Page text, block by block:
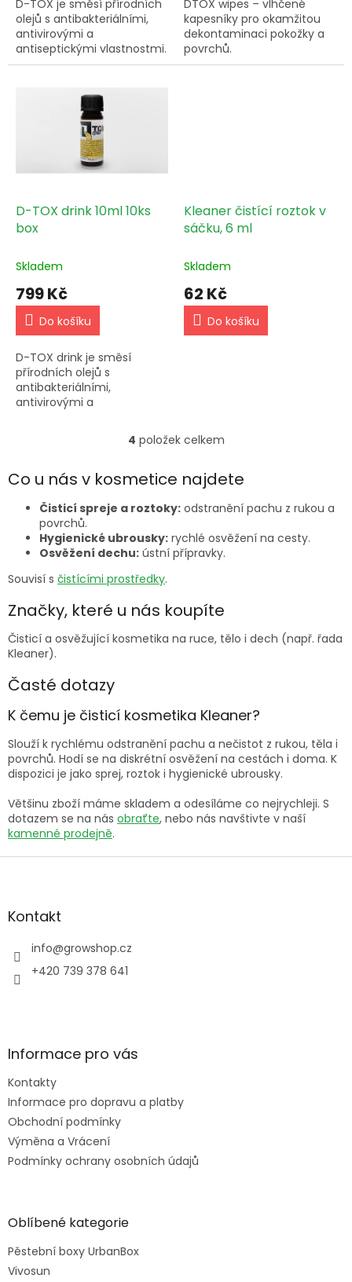
D-TOX je směsí přírodních
olejů s antibakteriálními,
antivirovými a
antiseptickými vlastnostmi.
Směs je zároveň bohatá na
aminokyseliny a minerály.
DTOX wipes – vlhčené
kapesníky pro okamžitou
dekontaminaci pokožky a
povrchů.
D-TOX drink 10ml 10ks
box
Skladem
799 Kč
Do košíku
D-TOX drink je směsí
přírodních olejů s
antibakteriálními,
antivirovými a
Směs je zároveň bohatá na
Kleaner čistící roztok v
sáčku, 6 ml
Skladem
62 Kč
Do košíku
O
l
á
d
c
í
k
v
u
4 položek celkem
Co u nás v kosmetice najdete
Čisticí spreje a roztoky: odstranění pachu z rukou a
povrchů.
Hygienické ubrousky: rychlé osvěžení na cesty.
Osvěžení dechu: ústní přípravky.
Souvisí s čistícími prostředky.
Značky, které u nás koupíte
Čisticí a osvěžující kosmetika na ruce, tělo i dech (např. řada
Kleaner).
Časté dotazy
K čemu je čisticí kosmetika Kleaner?
Slouží k rychlému odstranění pachu a nečistot z rukou, těla i
povrchů. Hodí se na diskrétní osvěžení na cestách i doma. K
dispozici je jako sprej, roztok i hygienické ubrousky.
Většinu zboží máme skladem a odesíláme co nejrychleji. S
dotazem se na nás obraťte, nebo nás navštivte v naší
kamenné prodejně.
Z
aKontakt
info@growshop.cz
+420 739 378 641
Informace pro vás
Kontakty
Informace pro dopravu a platby
Obchodní podmínky
Výměna a Vrácení
Podmínky ochrany osobních údajů
Oblíbené kategorie
Pěstební boxy UrbanBox
Vivosun